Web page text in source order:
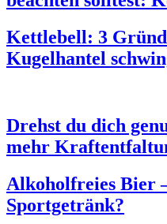
Kettlebell: 3
Kugelhantel
Drehst du dich
mehr
Alkoholfreies Bier
Sportgetränk?